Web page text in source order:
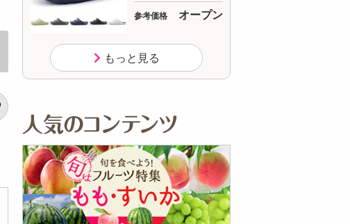
参考価格 オープン
もっと見る